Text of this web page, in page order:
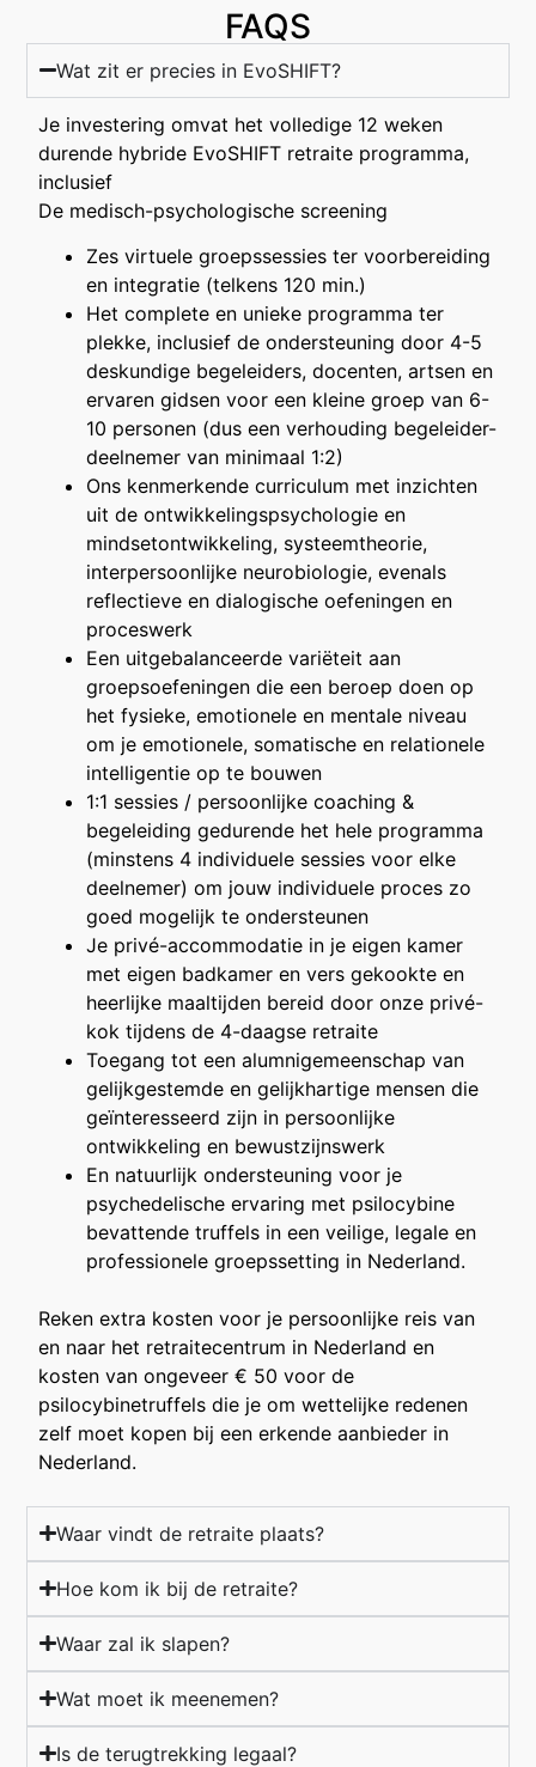
FAQS
Wat zit er precies in EvoSHIFT?
Je investering omvat het volledige 12 weken
durende hybride EvoSHIFT retraite programma,
inclusief
De medisch-psychologische screening
Zes virtuele groepssessies ter voorbereiding
en integratie (telkens 120 min.)
Het complete en unieke programma ter
plekke, inclusief de ondersteuning door 4-5
deskundige begeleiders, docenten, artsen en
ervaren gidsen voor een kleine groep van 6-
10 personen (dus een verhouding begeleider-
deelnemer van minimaal 1:2)
Ons kenmerkende curriculum met inzichten
uit de ontwikkelingspsychologie en
mindsetontwikkeling, systeemtheorie,
interpersoonlijke neurobiologie, evenals
reflectieve en dialogische oefeningen en
proceswerk
Een uitgebalanceerde variëteit aan
groepsoefeningen die een beroep doen op
het fysieke, emotionele en mentale niveau
om je emotionele, somatische en relationele
intelligentie op te bouwen
1:1 sessies / persoonlijke coaching &
begeleiding gedurende het hele programma
(minstens 4 individuele sessies voor elke
deelnemer) om jouw individuele proces zo
goed mogelijk te ondersteunen
Je privé-accommodatie in je eigen kamer
met eigen badkamer en vers gekookte en
heerlijke maaltijden bereid door onze privé-
kok tijdens de 4-daagse retraite
Toegang tot een alumnigemeenschap van
gelijkgestemde en gelijkhartige mensen die
geïnteresseerd zijn in persoonlijke
ontwikkeling en bewustzijnswerk
En natuurlijk ondersteuning voor je
psychedelische ervaring met psilocybine
bevattende truffels in een veilige, legale en
professionele groepssetting in Nederland.
Reken extra kosten voor je persoonlijke reis van
en naar het retraitecentrum in Nederland en
kosten van ongeveer € 50 voor de
psilocybinetruffels die je om wettelijke redenen
zelf moet kopen bij een erkende aanbieder in
Nederland.
Waar vindt de retraite plaats?
Hoe kom ik bij de retraite?
Waar zal ik slapen?
Wat moet ik meenemen?
Is de terugtrekking legaal?